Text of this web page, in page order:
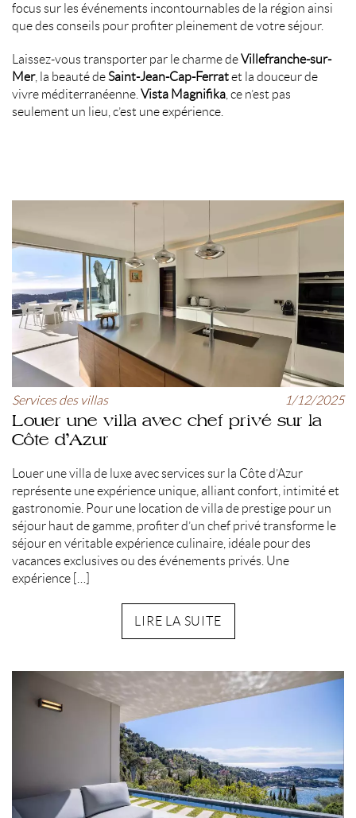
focus sur les événements incontournables de la région ainsi
que des conseils pour profiter pleinement de votre séjour.
Laissez-vous transporter par le charme deVillefranche-sur-
Mer, la beauté deSaint-Jean-Cap-Ferratet la douceur de
vivre méditerranéenne. Vista Magnifika , ce n’est pas
seulement un lieu, c’est une expérience.
Services des villas 1/12/2025
Louer une villa avec chef privé sur la
Côte d’Azur
Louer une villa de luxe avec services sur la Côte d’Azur
représente une expérience unique, alliant confort, intimité et
gastronomie. Pour une location de villa de prestige pour un
séjour haut de gamme, profiter d’un chef privé transforme le
séjour en véritable expérience culinaire, idéale pour des
vacances exclusives ou des événements privés. Une
expérience […]
LIRE LA SUITE